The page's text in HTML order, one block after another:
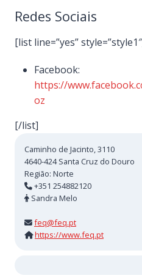
Redes Sociais
[list line=”yes”
Facebook:
https://
oz
[/list]
Caminho de Jacinto, 3110
4640-424 Santa Cruz do Douro
Região: Norte
+351 254882120
Sandra Melo
feq@feq.pt
https://www.feq.pt